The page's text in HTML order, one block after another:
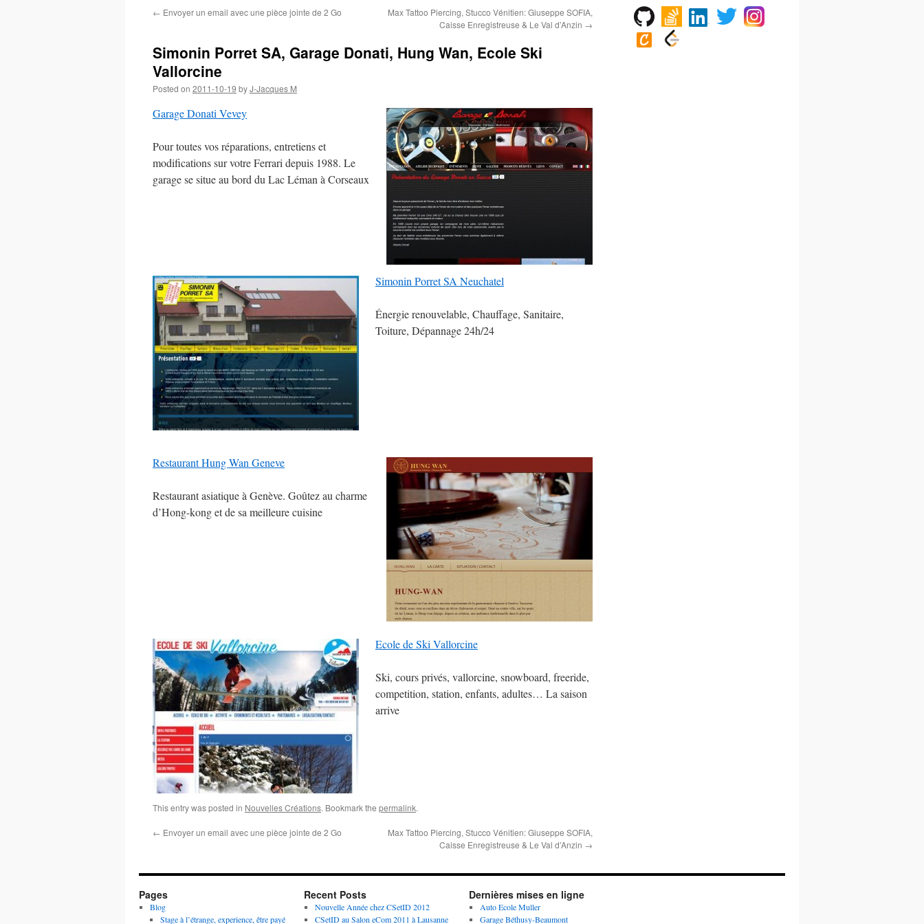
← Envoyer un email avec une pièce jointe de 2 Go
Max Tattoo Piercing, Stucco Vénitien: Giuseppe SOFIA,
Caisse Enregistreuse & Le Val d’Anzin →
Simonin Porret SA, Garage Donati, Hung Wan, Ecole Ski
Vallorcine
Posted on 2011-10-19 byJ-Jacques M
Garage Donati Vevey
Pour toutes vos réparations, entretiens et
modifications sur votre Ferrari depuis 1988. Le
garage se situe au bord du Lac Léman à Corseaux
Simonin Porret SA Neuchatel
Énergie renouvelable, Chauffage, Sanitaire,
Toiture, Dépannage 24h/24
Restaurant Hung Wan Geneve
Restaurant asiatique à Genève. Goûtez au charme
d’Hong-kong et de sa meilleure cuisine
Ecole de Ski Vallorcine
Ski, cours privés, vallorcine, snowboard, freeride,
competition, station, enfants, adultes… La saison
arrive
This entry was posted in Nouvelles Créations. Bookmark the permalink.
← Envoyer un email avec une pièce jointe de 2 Go
Max Tattoo Piercing, Stucco Vénitien: Giuseppe SOFIA,
Caisse Enregistreuse & Le Val d’Anzin →
Pages
Blog
Stage à l’étrange, experience, être payé
Recent Posts
Nouvelle Année chez CSetID 2012
CSetID au Salon eCom 2011 à Lausanne
Dernières mises en ligne
Auto Ecole Muller
Garage Béthusy-Beaumont